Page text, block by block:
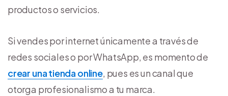
productos o servicios.
Si vendes por internet únicamente a través de
redes sociales o por WhatsApp, es momento de
crear una tienda online, pues es un canal que
otorga profesionalismo a tu marca.